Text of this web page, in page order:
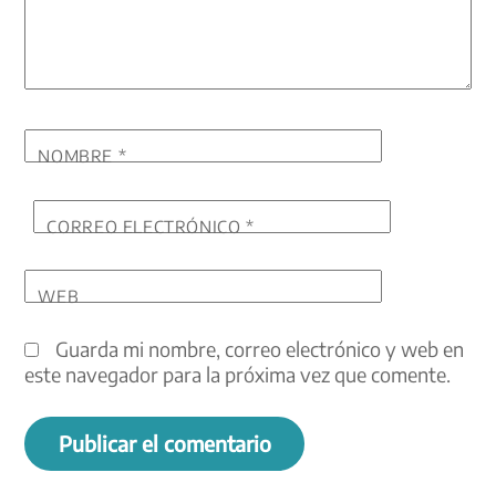
NOMBRE *
CORREO ELECTRÓNICO*
WEB
Guarda mi nombre, correo electrónico y web en
este navegador para la próxima vez que comente.